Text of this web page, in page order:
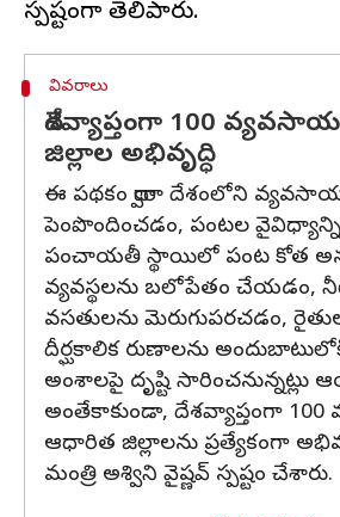
వివరాలు
దేశవ్యాప్తంగా 100
జిల్లాల అభివృద్ధి
ఈ పథకం ద్వారా దేశంలోని
పెంపొందించడం, పంటల
పంచాయతీ స్థాయిలో పంట కోత
వ్యవస్థలను బలోపేతం చేయడం,
వసతులను మెరుగుపరచడం,
దీర్ఘకాలిక రుణాలను
అంశాలపై దృష్టి సారించనున్నట్లు
అంతేకాకుండా, దేశవ్యాప్తంగా
ఆధారిత జిల్లాలను ప్రత్యేకంగా
మంత్రి అశ్విని వైష్ణవ్ స్పష్టం చేశారు.